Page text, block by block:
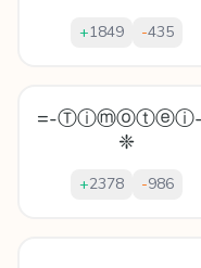
+1849 -435
=-Ⓣⓘⓜⓞⓣⓔⓘ-
❈
+2378 -986